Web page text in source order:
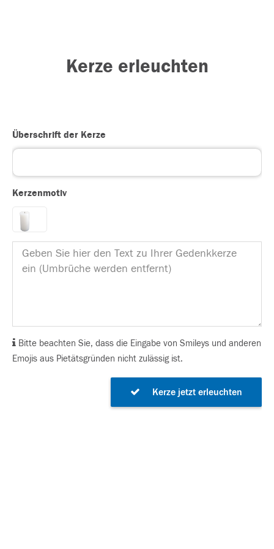
Kerze erleuchten
Überschrift der Kerze
Kerzenmotiv
Bitte beachten Sie, dass die Eingabe von Smileys und anderen
Emojis aus Pietätsgründen nicht zulässig ist.
Kerze jetzt erleuchten